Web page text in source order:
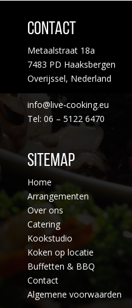
Contact
Metaalstraat 18a
7483 PD Haaksbergen
Overijssel, Nederland
info@live-cooking.eu
Tel: 06 – 5122 6470
Sitemap
Home
Arrangementen
Over ons
Catering
Kookstudio
Koken op locatie
Buffetten & BBQ
Contact
Algemene voorwaarden